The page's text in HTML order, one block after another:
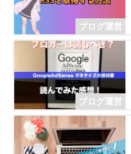
ブログ運営
ブログ運営